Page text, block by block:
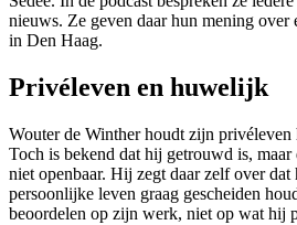
nieuws. Ze geven daar hun mening over
in Den Haag.
Privéleven en huwelijk
Wouter de Winther houdt zijn privéleven
Toch is bekend dat hij getrouwd is,
niet openbaar. Hij zegt daar zelf over
persoonlijke leven graag gescheiden
beoordelen op zijn werk, niet op wat hij